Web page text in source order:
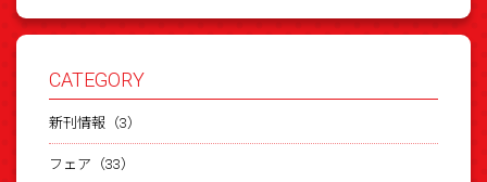
CATEGORY
新刊情報（3）
フェア（33）